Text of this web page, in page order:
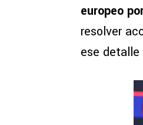
europeo
resolver
ese detalle